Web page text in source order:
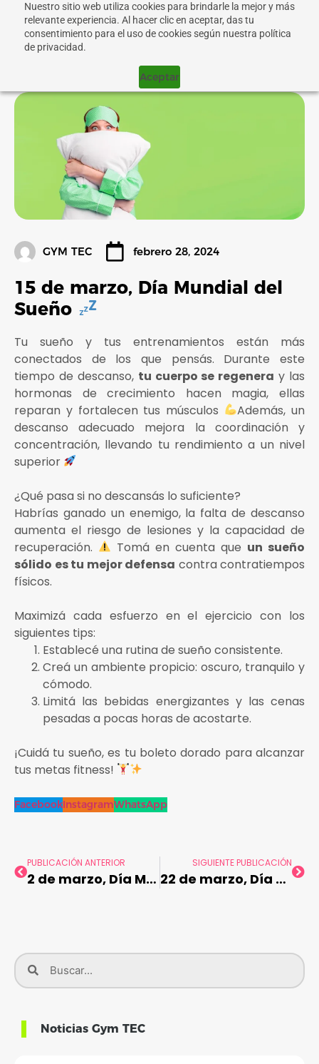
Nuestro sitio web utiliza cookies para brindarle la mejor y más
relevante experiencia. Al hacer clic en aceptar, das tu
consentimiento para el uso de cookies según nuestra política
de privacidad.
Aceptar
GYM TEC febrero 28, 2024
15 de marzo, Día Mundial del
Sueño
Tu sueño y tus entrenamientos están más
conectados de los que pensás. Durante este
tiempo de descanso, tu cuerpo se regenera y las
hormonas de crecimiento hacen magia, ellas
reparan y fortalecen tus músculos
Además, un
descanso adecuado mejora la coordinación y
concentración, llevando tu rendimiento a un nivel
superior
¿Qué pasa si no descansás lo suficiente?
Habrías ganado un enemigo, la falta de descanso
aumenta el riesgo de lesiones y la capacidad de
recuperación.
Tomá en cuenta que un sueño
sólido es tu mejor defensa contra contratiempos
físicos.
Maximizá cada esfuerzo en el ejercicio con los
siguientes tips:
Establecé una rutina de sueño consistente.
Creá un ambiente propicio: oscuro, tranquilo y
cómodo.
Limitá las bebidas energizantes y las cenas
pesadas a pocas horas de acostarte.
¡Cuidá tu sueño, es tu boleto dorado para alcanzar
tus metas fitness!
FacebookInstagramWhatsApp
PUBLICACIÓN ANTERIOR
2 de marzo, Día Mundial del Bienestar Mental de los Adolescentes
SIGUIENTE PUBLICACIÓN
22 de marzo, Día Mundial del Agua
Noticias Gym TEC